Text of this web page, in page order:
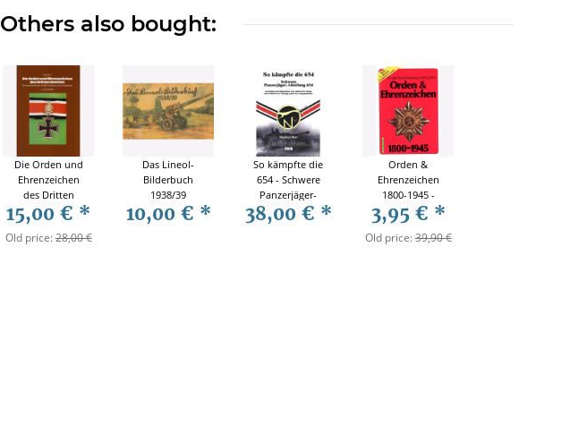
Others also bought:
Die Orden und
Ehrenzeichen
des Dritten
Reiches: die
Kampfabzeichen
der Luftwaffe,
15,00 € *
Old price:28,00 €
Das Lineol-
Bilderbuch
1938/39
Catalogue
10,00 € *
So kämpfte die
654 - Schwere
Panzerjäger-
Abteilung 654 -
Manfred Dörr
38,00 € *
Orden &
Ehrenzeichen
1800-1945 -
Deutschland-
Katalog
2003/2004
3,95 € *
Old price:39,90 €